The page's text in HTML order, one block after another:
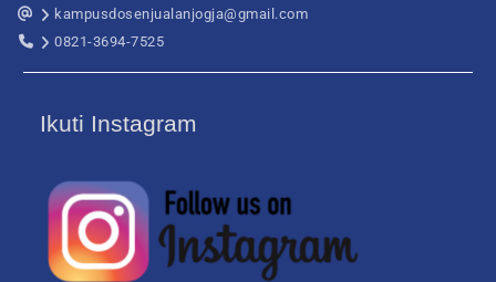
kampusdosenjualanjogja@gmail.com
0821-3694-7525
Ikuti Instagram